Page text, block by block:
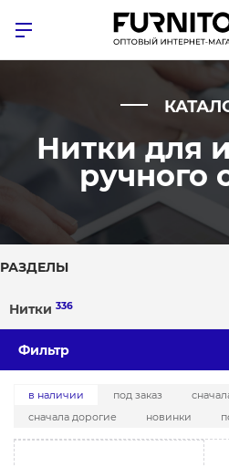
Нитки для
ручного
РАЗДЕЛЫ
Нитки 336
Фильтр
в наличии под заказ
сначала дорогие
новинки